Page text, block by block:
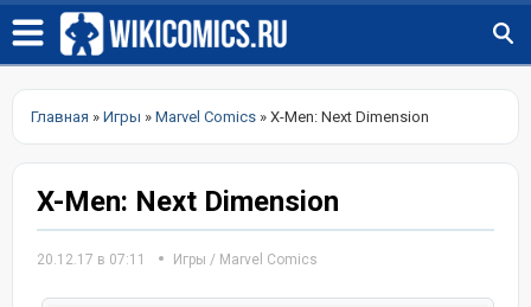
Главная » Игры » Marvel Comics » X-Men: Next Dimension
X-Men: Next Dimension
20.12.17 в 07:11 Игры / Marvel Comics